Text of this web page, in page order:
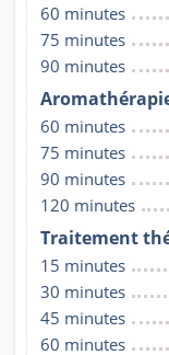
60 minutes
75 minutes
90 minutes
60 minutes
75 minutes
90 minutes
120 minutes
Traitement
15 minutes
30 minutes
45 minutes
60 minutes